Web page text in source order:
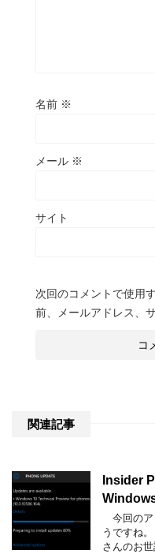
名前 ※
メール ※
サイト
次回のコメントで使用
前、メールアドレス、
関連記事
Insider
今回のア
うですね
さんのお